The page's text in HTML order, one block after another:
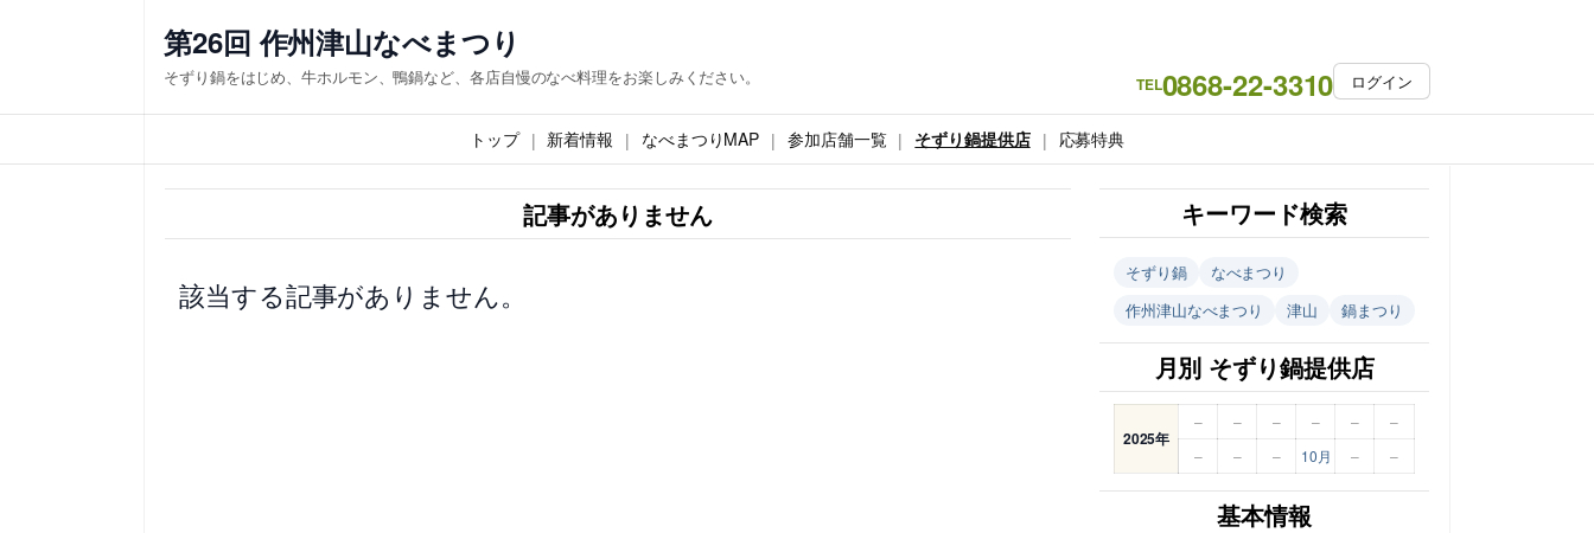
ス
キ
第26回 作州津山なべまつり
そずり鍋をはじめ、牛ホルモン、鴨鍋など、各店自慢のなべ料理をお楽しみください。 TEL0868-22-3310 ログイン
トップ 新着情報 なべまつりMAP 参加店舗一覧 そずり鍋提供店 応募特典
記事がありません
該当する記事がありません。
キーワード検索
そずり鍋
なべまつり
作州津山なべまつり
津山 鍋まつり
月別 そずり鍋提供店
2025年
– – – – –
–
–
– – 10月 – –
基本情報